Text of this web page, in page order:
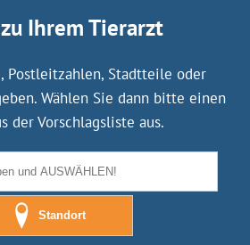
Ihrem Tierarzt
Postleitzahlen, Stadtteile oder
Wählen Sie dann bitte einen
der Vorschlagsliste aus.
Standort